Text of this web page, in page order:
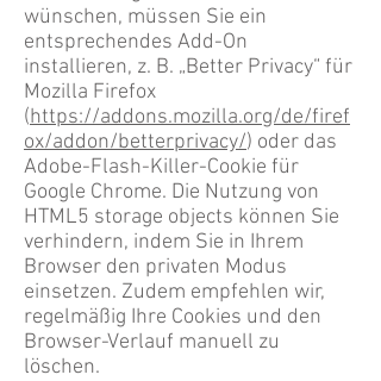
wünschen, müssen Sie ein
entsprechendes Add-On
installieren, z. B. „Better Privacy“ für
Mozilla Firefox
(https://addons.mozilla.org/de/firef
ox/addon/betterprivacy/) oder das
Adobe-Flash-Killer-Cookie für
Google Chrome. Die Nutzung von
HTML5 storage objects können Sie
verhindern, indem Sie in Ihrem
Browser den privaten Modus
einsetzen. Zudem empfehlen wir,
regelmäßig Ihre Cookies und den
Browser-Verlauf manuell zu
löschen.